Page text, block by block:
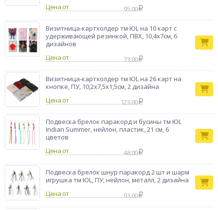
Цена от
95.00
Визитница-картхолдер тм ЮL на 10 карт с
удерживающей резинкой, ПВХ, 10,4х7см, 6
дизайнов
Цена от
73.00
Визитница-картхолдер тм ЮL на 26 карт на
кнопке, ПУ, 10,2х7,5х1,5см, 2 дизайна
Цена от
123.00
Подвеска брелок паракорд и бусины тм ЮL
Indian Summer, нейлон, пластик, 21 см, 6
цветов
Цена от
48.00
Подвеска брелок шнур паракорд 2 шт и шарм
игрушка тм ЮL, ПУ, нейлон, металл, 2 дизайна
Цена от
93.00